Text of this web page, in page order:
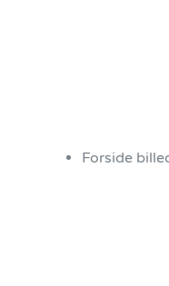
Forside